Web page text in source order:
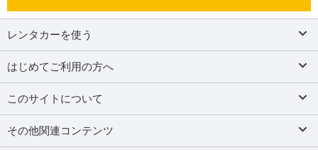
レンタカーを使う
はじめてご利用の方へ
このサイトについて
その他関連コンテンツ